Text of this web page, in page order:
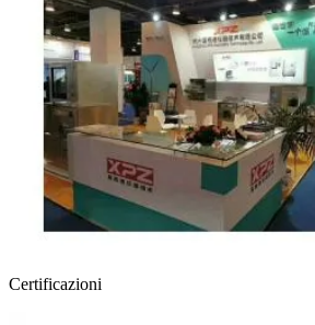
Certificazioni